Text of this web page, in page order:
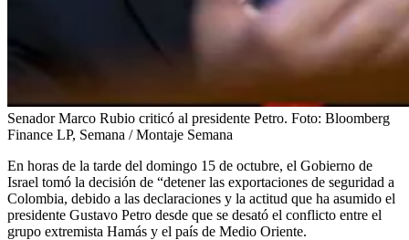
Senador Marco Rubio criticó al presidente Petro. Foto: Bloomberg
Finance LP, Semana / Montaje Semana
En horas de la tarde del domingo 15 de octubre, el Gobierno de
Israel tomó la decisión de “detener las exportaciones de seguridad a
Colombia, debido a las declaraciones y la actitud que ha asumido el
presidente Gustavo Petro desde que se desató el conflicto entre el
grupo extremista Hamás y el país de Medio Oriente.